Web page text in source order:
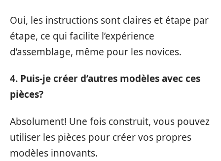
Oui, les instructions sont claires et étape par
étape, ce qui facilite l’expérience
d’assemblage, même pour les novices.
4. Puis-je créer d’autres modèles avec ces
pièces?
Absolument! Une fois construit, vous pouvez
utiliser les pièces pour créer vos propres
modèles innovants.